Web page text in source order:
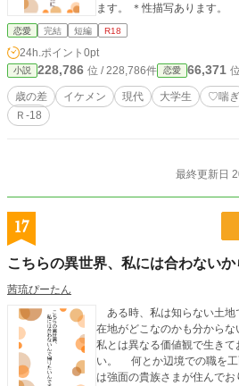
ます。 ＊性描写あります。
恋愛 完結 短編 R18
24h.ポイント 0pt
小説 228,786 位 / 228,786件 恋愛 66,371
歳の差 イケメン 現代 大学生 ♡喘ぎ
Ｒ-18
最終更新日
17
こちらの異世界、私には合わないか
茜琉ぴーたん
ある時、私は知らない土地
在地がどこなのかも分から
私とは異なる価値観で生き
い。 何とか辺境での職を工
は強面の貴族さまが住んでおり…。 （全10話） ＊